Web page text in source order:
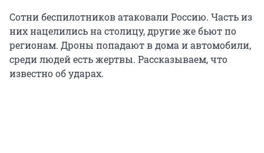
Сотни беспилотников атаковали Россию. Часть из
них нацелились на столицу, другие же бьют по
регионам. Дроны попадают в дома и автомобили,
среди людей есть жертвы. Рассказываем, что
известно об ударах.